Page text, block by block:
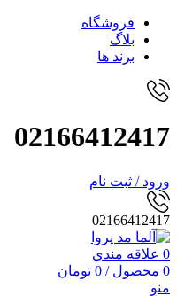
فروشگاه
بلاگ
برند ها
02166412417
ورود / ثبت نام
02166412417
0 علاقه مندی
0 محصول /
0 تومان
منو